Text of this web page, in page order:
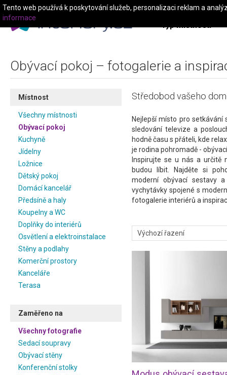
Typ místnosti
Obývací pokoj – fotogalerie a
Místnost
Všechny místnosti
Obývací pokoj
Kuchyně
Jídelny
Ložnice
Dětský pokoj
Domácí kancelář
Předsíně a haly
Koupelny a WC
Doplňky do interiérů
Osvětlení a elektroinstalace
Stěny a podlahy
Komerční prostory
Kanceláře
Terasa
Zaměřeno na
Všechny fotografie
Sedací soupravy
Obývací stěny
Konferenční stolky
Středobod vašeho
Nejlepší místo pro
sledování televize a
hodně času s přáteli, kde
je rodina pohromadě -
Inspirujte se u nás a určitě
budou líbit. Najděte si
moderní obývací sestavy
vychytávky spojené s
fotogalerie interiérů a
Tento web používá k poskytování služeb, personalizaci reklam a
informace